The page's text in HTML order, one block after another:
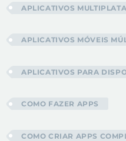
APLICATIVOS
APLICATIVOS MÓVEIS
APLICATIVOS PARA
COMO FAZER APPS
COMO CRIAR APPS